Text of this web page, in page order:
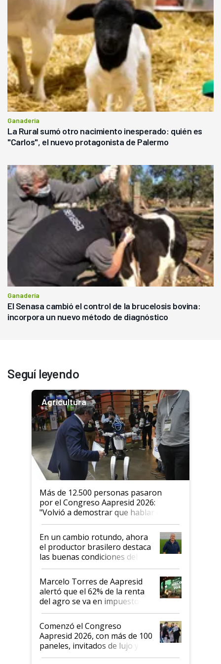
Ganadería
La Rural sumó otro nacimiento inesperado: quién es
"Carlos", el nuevo protagonista de Palermo
Ganadería
El Senasa cambió el control de la brucelosis bovina:
incorpora un nuevo método de diagnóstico
Seguí leyendo
Agricultura
Más de 12.500 personas pasaron
por el Congreso Aapresid 2026:
"Volvió a demostrar que hablar del
suelo es hablar de todo el sistema
productivo"
En un cambio rotundo, ahora
el productor brasilero destaca
las buenas condiciones del
agro argentino para invertir:
"Los veo más motivados"
Marcelo Torres de Aapresid
alertó que el 62% de la renta
del agro se va en impuestos:
"No es bueno que en
Argentina se sigan discutiendo
las mismas cosas de hace 50
años"
Comenzó el Congreso
Aapresid 2026, con más de 100
paneles, invitados de lujo y
todas las tendencias